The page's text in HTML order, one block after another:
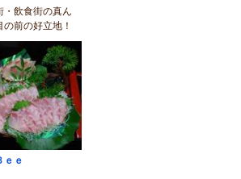
・飲食街の真ん
前の好立地！
ｅ